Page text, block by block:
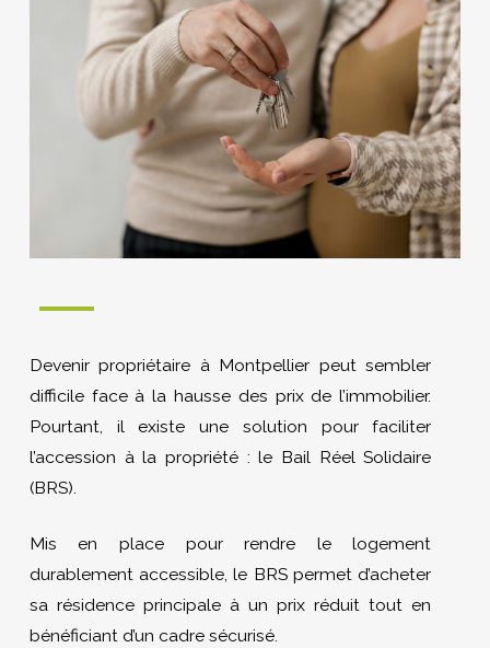
Devenir propriétaire à Montpellier peut sembler
difficile face à la hausse des prix de l’immobilier.
Pourtant, il existe une solution pour faciliter
l’accession à la propriété : le Bail Réel Solidaire
(BRS).
Mis en place pour rendre le logement
durablement accessible, le BRS permet d’acheter
sa résidence principale à un prix réduit tout en
bénéficiant d’un cadre sécurisé.